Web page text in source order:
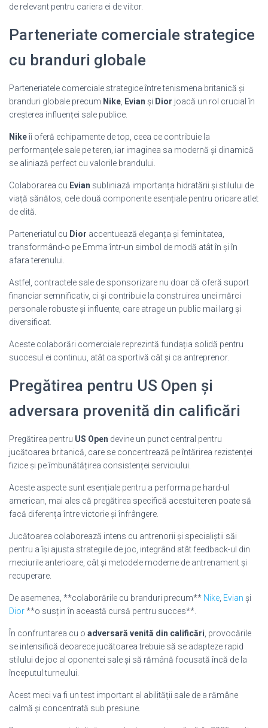
de relevant pentru cariera ei de viitor.
Parteneriate comerciale strategice
cu branduri globale
Parteneriatele comerciale strategice între tenismena britanică și
branduri globale precum Nike Evian și Dior joacă un rol crucial în
creșterea influenței sale publice.
Nikeîi oferă echipamente de top, ceea ce contribuie la
performanțele sale pe teren, iar imaginea sa modernă și dinamică
se aliniază perfect cu valorile brandului.
Colaborarea cu Evian subliniază importanța hidratării și stilului de
viață sănătos, cele două componente esențiale pentru oricare atlet
de elită.
Parteneriatul cu Dior accentuează eleganța și feminitatea,
transformând-o pe Emma într-un simbol de modă atât în și în
afara terenului.
Astfel, contractele sale de sponsorizare nu doar că oferă suport
financiar semnificativ, ci și contribuie la construirea unei mărci
personale robuste și influente, care atrage un public mai larg și
diversificat.
Aceste colaborări comerciale reprezintă fundația solidă pentru
succesul ei continuu, atât ca sportivă cât și ca antreprenor.
Pregătirea pentru US Open și
adversara provenită din calificări
Pregătirea pentru US Open devine un punct central pentru
jucătoarea britanică, care se concentrează pe întărirea rezistenței
fizice și pe îmbunătățirea consistenței serviciului.
Aceste aspecte sunt esențiale pentru a performa pe hard-ul
american, mai ales că pregătirea specifică acestui teren poate să
facă diferența între victorie și înfrângere.
Jucătoarea colaborează intens cu antrenorii și specialiștii săi
pentru a își ajusta strategiile de joc, integrând atât feedback-ul din
meciurile anterioare, cât și metodele moderne de antrenament și
recuperare.
De asemenea, **colaborările cu branduri precum** Nike Evian și
Dior**o susțin în această cursă pentru succes**.
În confruntarea cu o adversară venită din calificări , provocările
se intensifică deoarece jucătoarea trebuie să se adapteze rapid
stilului de joc al oponentei sale și să rămână focusată încă de la
începutul turneului.
Acest meci va fi un test important al abilității sale de a rămâne
calmă și concentrată sub presiune.